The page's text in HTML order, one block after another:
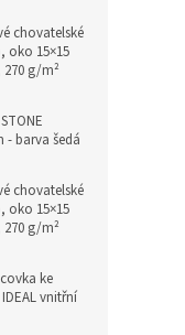
chovatelské
oko 15×15
g/m²
- barva šedá
chovatelské
oko 15×15
g/m²
ke
vnitřní